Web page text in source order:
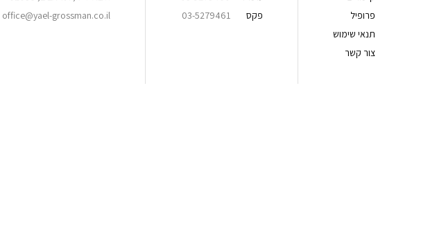
פרופיל
תנאי שימוש
צור קשר
פקס
office@yael-grossman.co.il